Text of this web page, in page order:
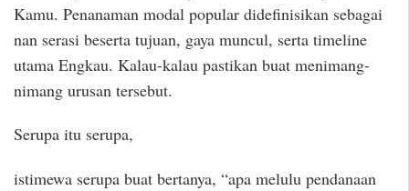
Kamu. Penanaman modal popular didefinisikan sebagai
nan serasi beserta tujuan, gaya muncul, serta timeline
utama Engkau. Kalau-kalau pastikan buat menimang-
nimang urusan tersebut.
Serupa itu serupa,
istimewa serupa buat bertanya, “apa melulu pendanaan